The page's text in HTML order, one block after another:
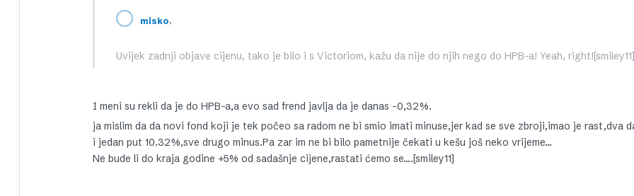
misko,
Uvijek zadnji objave cijenu, tako je bilo i s Victoriom, kažu da nije do njih nego do HPB-a! Yeah, right![smiley11]
I meni su rekli da je do HPB-a,a evo sad frend javlja da je danas -0,32%.
ja mislim da da novi fond koji je tek počeo sa radom ne bi smio imati minuse,jer kad se sve zbroji,imao je rast,dva
i jedan put 10.32%,sve drugo minus.Pa zar im ne bi bilo pametnije čekati u kešu još neko vrijeme…
Ne bude li do kraja godine +5% od sadašnje cijene,rastati ćemo se….[smiley11]